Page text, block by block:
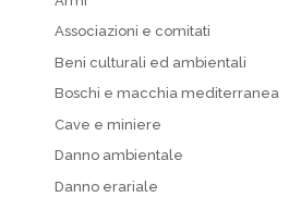
Associazioni e comitati
Beni culturali ed ambientali
Boschi e macchia mediterranea
Cave e miniere
Danno ambientale
Danno erariale